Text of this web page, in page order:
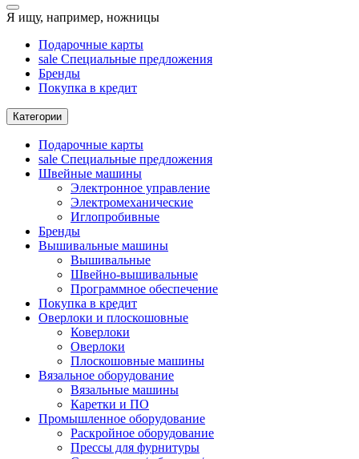
Я ищу, например, ножницы
Подарочные карты
sale Специальные предложения
Бренды
Покупка в кредит
Категории
Подарочные карты
sale Специальные предложения
Швейные машины
Электронное управление
Электромеханические
Иглопробивные
Бренды
Вышивальные машины
Вышивальные
Швейно-вышивальные
Программное обеспечение
Покупка в кредит
Оверлоки и плоскошовные
Коверлоки
Оверлоки
Плоскошовные машины
Вязальное оборудование
Вязальные машины
Каретки и ПО
Промышленное оборудование
Раскройное оборудование
Прессы для фурнитуры